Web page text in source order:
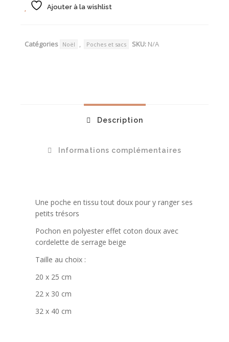
Ajouter à la wishlist
Catégories Noël , Poches et sacs SKU: N/A
Description
Informations complémentaires
Une poche en tissu tout doux pour y ranger ses
petits trésors
Pochon en polyester effet coton doux avec
cordelette de serrage beige
Taille au choix :
20 x 25 cm
22 x 30 cm
32 x 40 cm